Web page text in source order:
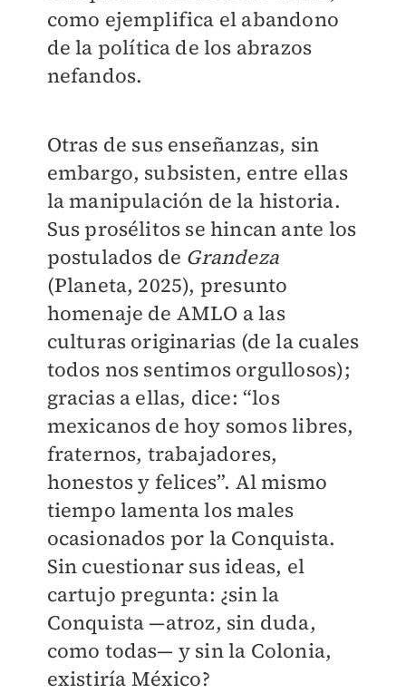
como ejemplifica el abandono
de la política de los abrazos
nefandos.
Otras de sus enseñanzas, sin
embargo, subsisten, entre ellas
la manipulación de la historia.
Sus prosélitos se hincan ante los
postulados de Grandeza
(Planeta, 2025), presunto
homenaje de AMLO a las
culturas originarias (de la cuales
todos nos sentimos orgullosos);
gracias a ellas, dice: “los
mexicanos de hoy somos libres,
fraternos, trabajadores,
honestos y felices”. Al mismo
tiempo lamenta los males
ocasionados por la Conquista.
Sin cuestionar sus ideas, el
cartujo pregunta: ¿sin la
Conquista —atroz, sin duda,
como todas— y sin la Colonia,
existiría México?